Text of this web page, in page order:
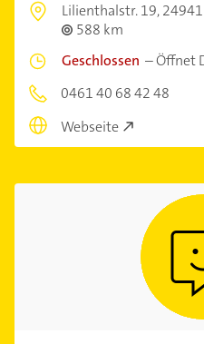
Lilienthalstr. 19,
588 km
Geschlossen –Öffnet
0461 40 68 42 48
Webseite